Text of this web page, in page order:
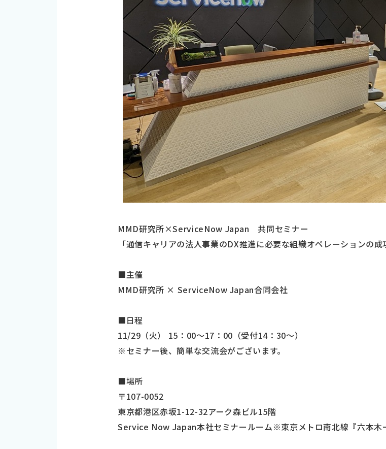
MMD研究所×ServiceNow Japan 共同セミナー
「通信キャリアの法人事業のDX推進に必要な組織オペレーションの成
■主催
MMD研究所 × ServiceNow Japan合同会社
■日程
11/29（火） 15：00～17：00（受付14：30～）
※セミナー後、簡単な交流会がございます。
■場所
〒107-0052
東京都港区赤坂1-12-32アーク森ビル15階
Service Now Japan本社セミナールーム※東京メトロ南北線『六本木